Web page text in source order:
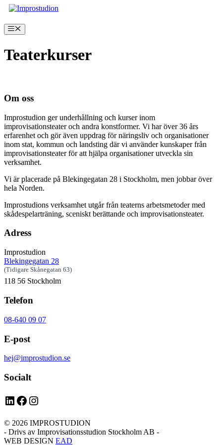
Hoppa
innehållMeny
Teaterkurser
Om oss
Improstudion ger underhållning och kurser inom
improvisationsteater och andra konstformer. Vi har över 36 års
erfarenhet och gör även uppdrag för näringsliv och organisationer
inom stat, kommun och landsting där vi använder kunskaper från
improvisationsteater för att hjälpa organisationer utveckla sin
verksamhet.
Vi är placerade på Blekingegatan 28 i Stockholm, men jobbar över
hela Norden.
Improstudions verksamhet utgår från teaterns arbetsmetoder med
skådespelarträning, sceniskt berättande och improvisationsteater.
Adress
Improstudion
Blekingegatan 28
(Tidigare Skånegatan 63)
118 56 Stockholm
Telefon
08-640 09 07
E-post
hej@improstudion.se
Socialt
LinkedIn
Facebook
Instagram
© 2026 IMPROSTUDION
- Drivs av Improvisationsstudion Stockholm AB -
WEB DESIGN EAD